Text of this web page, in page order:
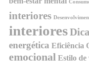
interiores
interiores
energética Eficiência
emocional Estilo de